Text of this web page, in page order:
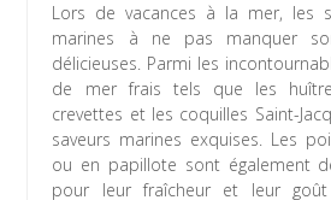
Lors de vacances à la mer, les
marines à ne pas manquer
délicieuses. Parmi les
de mer frais tels que les
crevettes et les coquilles Saint-
saveurs marines exquises. Les
ou en papillote sont également
pour leur fraîcheur et leur goût